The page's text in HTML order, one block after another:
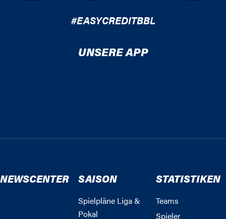
#EASYCREDITBBL
UNSERE APP
NEWSCENTER SAISON
Spielpläne Liga &
Pokal
STATISTIKEN
Teams
Spieler